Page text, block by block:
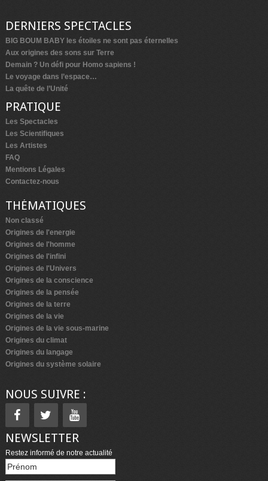
DERNIERS SPECTACLES
BIG BOUM BABY les étoiles ne sont pas éternelles
Aux origines des sons sur Terre
Demain ? Un défi pour Homo sapiens !
Le voyage dans l’espace…
La quête de l’Unité
PRATIQUE
Les Spectacles
Les Scientifiques
Les Artistes
FAQ
Mentions Légales
Contactez-nous
THÉMATIQUES
Non classé
Origines de l'energie
Origines de l'homme
Origines de l'infini
Origines de l'Univers
Origines de la conscience
Origines de la pensée
Origines de la terre
Origines de la vie
Origines de la vie sous-marine
Origines du climat
Origines du langage
Origines du système solaire
NOUS SUIVRE :
NEWSLETTER
Restez informé de notre actualité